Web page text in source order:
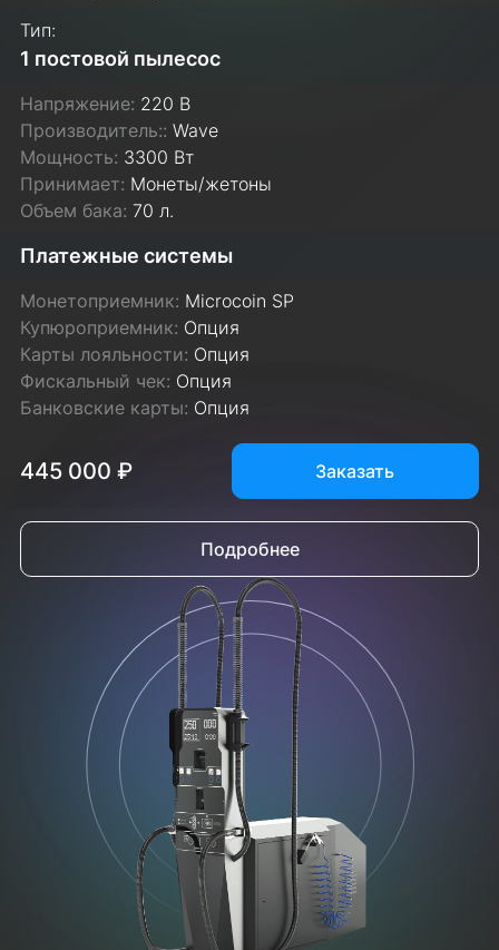
Тип:
1 постовой пылесос
Напряжение: 220 В
Производитель::Wave
Мощность: 3300 Вт
Принимает: Монеты/жетоны
Объем бака: 70 л.
Платежные системы
Монетоприемник: Microcoin SP
Купюроприемник: Опция
Карты лояльности: Опция
Фискальный чек: Опция
Банковские карты: Опция
445 000 ₽ Заказать
Подробнее